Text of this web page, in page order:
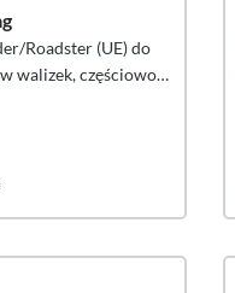
Roadster (UE) do
walizek, częściowo